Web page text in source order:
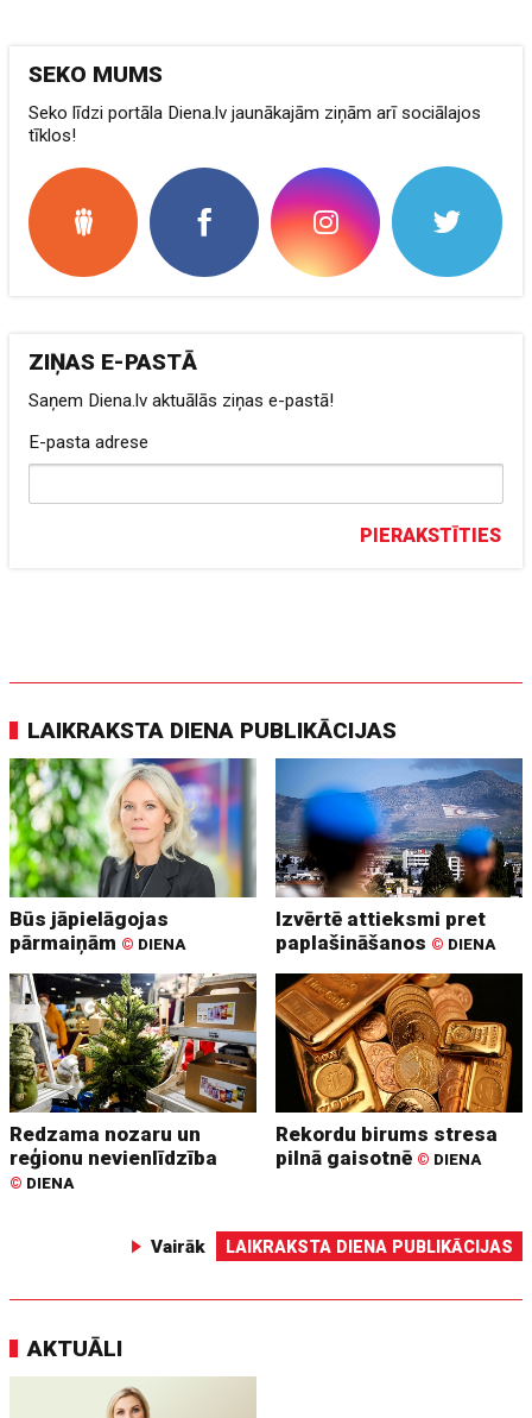
SEKO MUMS
Seko līdzi portāla Diena.lv jaunākajām ziņām arī sociālajos
tīklos!
ZIŅAS E-PASTĀ
Saņem Diena.lv aktuālās ziņas e-pastā!
E-pasta adrese
PIERAKSTĪTIES
LAIKRAKSTA DIENA PUBLIKĀCIJAS
Būs jāpielāgojas
pārmaiņām © DIENA
Izvērtē attieksmi pret
paplašināšanos © DIENA
Redzama nozaru un
reģionu nevienlīdzība
© DIENA
Rekordu birums stresa
pilnā gaisotnē © DIENA
Vairāk LAIKRAKSTA DIENA PUBLIKĀCIJAS
AKTUĀLI